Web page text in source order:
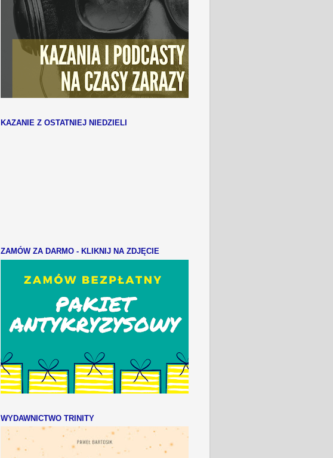
KAZANIE Z OSTATNIEJ NIEDZIELI
ZAMÓW ZA DARMO - KLIKNIJ NA ZDJĘCIE
WYDAWNICTWO TRINITY